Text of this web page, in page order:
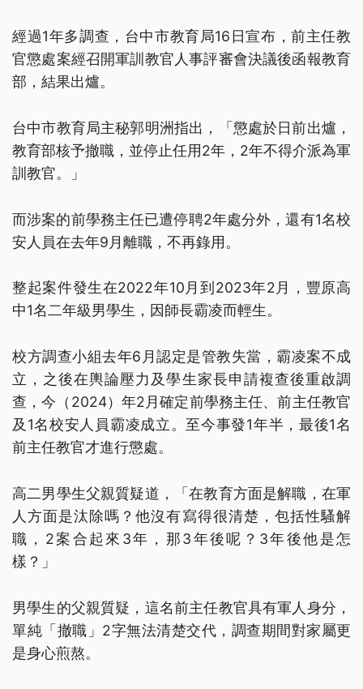
經過1年多調查，台中市教育局16日宣布，前主任教
官懲處案經召開軍訓教官人事評審會決議後函報教育
部，結果出爐。
台中市教育局主秘郭明洲指出，「懲處於日前出爐，
教育部核予撤職，並停止任用2年，2年不得介派為軍
訓教官。」
而涉案的前學務主任已遭停聘2年處分外，還有1名校
安人員在去年9月離職，不再錄用。
整起案件發生在2022年10月到2023年2月，豐原高
中1名二年級男學生，因師長霸凌而輕生。
校方調查小組去年6月認定是管教失當，霸凌案不成
立，之後在輿論壓力及學生家長申請複查後重啟調
查，今（2024）年2月確定前學務主任、前主任教官
及1名校安人員霸凌成立。至今事發1年半，最後1名
前主任教官才進行懲處。
高二男學生父親質疑道，「在教育方面是解職，在軍
人方面是汰除嗎？他沒有寫得很清楚，包括性騷解
職，2案合起來3年，那3年後呢？3年後他是怎
樣？」
男學生的父親質疑，這名前主任教官具有軍人身分，
單純「撤職」2字無法清楚交代，調查期間對家屬更
是身心煎熬。